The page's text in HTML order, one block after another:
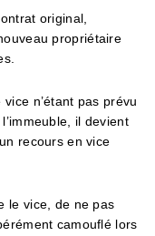
original,
propriétaire
n’étant pas prévu
il devient
recours en vice
le vice, de ne pas
camouflé lors